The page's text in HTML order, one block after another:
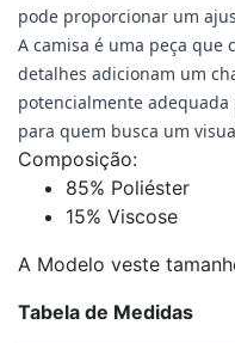
pode proporcionar um
A camisa é uma peça que
detalhes adicionam um
potencialmente
para quem busca um
Composição:
85% Poliéster
15% Viscose
A Modelo veste
Tabela de Medidas